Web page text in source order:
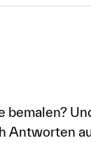
bemalen?
Antworten